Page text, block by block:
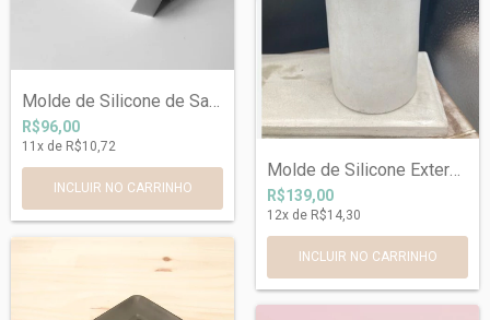
Molde de Silicone de Saboneteira ou Base...
R$96,00
11 x de R$10,72
R$139,00
12x de R$14,30